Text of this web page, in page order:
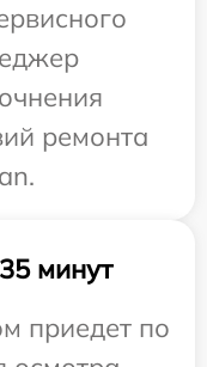
ремонта
минут
приедет по